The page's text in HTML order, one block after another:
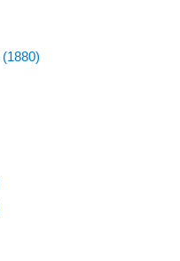
(1880)